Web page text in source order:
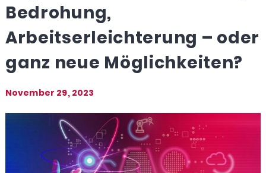
Bedrohung,
Arbeitserleichterung – oder
ganz neue Möglichkeiten?
November 29, 2023